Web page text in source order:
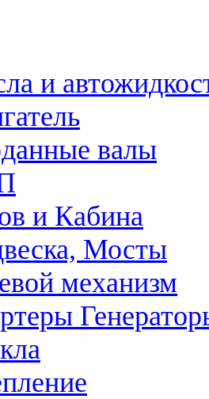
и
валы
и Кабина
Мосты
механизм